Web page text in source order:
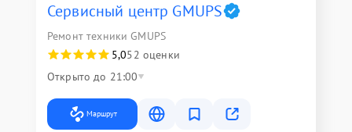
Сервисный центр GMUPS
Ремонт техники GMUPS
5,052 оценки
Открыто до 21:00
Маршрут